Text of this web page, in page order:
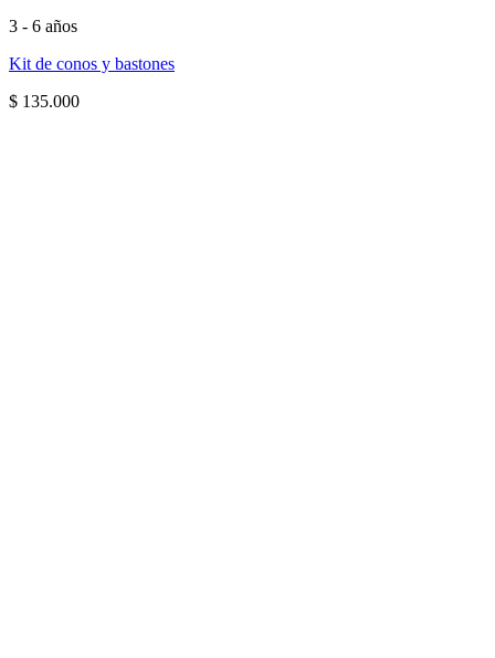
3 - 6 años
Kit de conos y bastones
$ 135.000